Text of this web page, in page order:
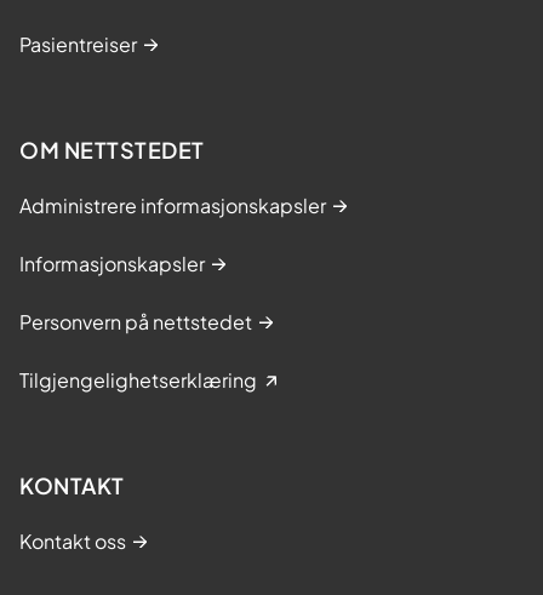
Pasientreiser
OM NETTSTEDET
Administrere informasjonskapsler
Informasjonskapsler
Personvern på nettstedet
Tilgjengelighetserklæring
KONTAKT
Kontakt oss